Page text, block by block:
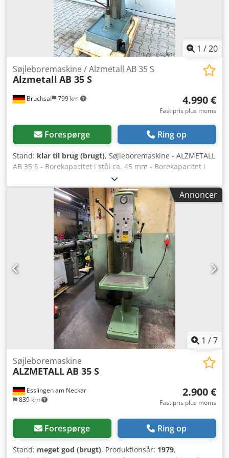
1 /20
Bruchsal 799 km
Søjleboremaskine / Alzmetall AB 35 S
Alzmetall AB 35 S
4.990 €
Fast pris plus moms
Forespørge Ring op
Stand: klar til brug (brugt), Søjleboremaskine - ALZMETALL
AB 35 S - Borekapacitet i stål ca. 45 mm - Borekapacitet i
støbejern ca. 48 mm - Spindelkonus MK 4 - Udfald ca. 350
mm - Borevandring ca. 180 mm - Spindelhastigheder / 2
trin / 65 - 1450 omdr./min. (TRINLØS) - Automatiske
fremføringer 0,1-0,2-0,3-0,4 mm/omdr. - Boredybdeanslag
Dodsznlf Eepfx Ac Dsck - Bordoverflade til fastspænding ca.
600x460 mm - Bordjustering ca. 600 mm - Bordet kan
højdejusteres med håndsving - Søjlediameter ca. 200 mm -
Motoreffekt ca. 3,5 kW - Kølevæskeanlæg - Arbejdslys -
Omdrejningstæller Dimensioner: L x B x H 1,1 x 0,7 x 2,1
meter / Vægt ca. 1200 kg Med forbehold for fejl og tastefejl.
Annoncer
1 /7
Esslingen am Neckar
839 km
Søjleboremaskine
ALZMETALLAB 35 S
2.900 €
Fast pris plus moms
Forespørge Ring op
Stand: meget god (brugt), Produktionsår: 1979,